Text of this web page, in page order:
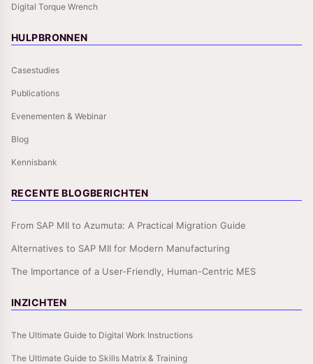
Digital Torque Wrench
HULPBRONNEN
Casestudies
Publications
Evenementen & Webinar
Blog
Kennisbank
RECENTE BLOGBERICHTEN
From SAP MII to Azumuta: A Practical Migration Guide
Alternatives to SAP MII for Modern Manufacturing
The Importance of a User-Friendly, Human-Centric MES
INZICHTEN
The Ultimate Guide to Digital Work Instructions
The Ultimate Guide to Skills Matrix & Training